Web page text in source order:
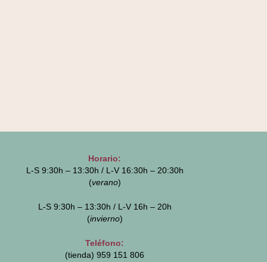
Horario:
L-S 9:30h – 13:30h / L-V 16:30h – 20:30h
(verano)
L-S 9:30h – 13:30h / L-V 16h – 20h
(invierno)
Teléfono:
(tienda) 959 151 806